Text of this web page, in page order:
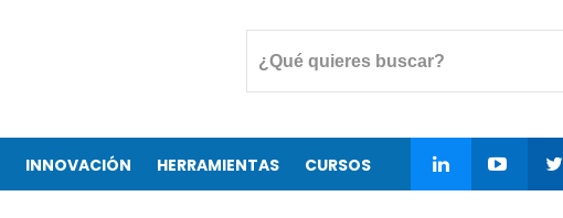
INNOVACIÓN HERRAMIENTAS CURSOS